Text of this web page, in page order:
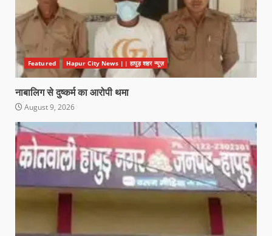
Featured Hapur City News || हापुड़ शहर न्यूज़
नाबालिग से दुष्कर्म का आरोपी थमा
August 9, 2026